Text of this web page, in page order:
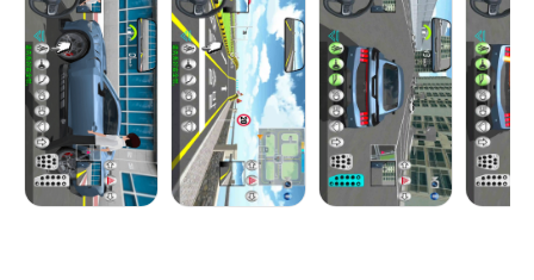
吧，享受游戏带给你的乐趣；
2、玩过这款游戏，就算在里面进行的漂移，也不用担
心会被扣分，你可以在里面去遇到很多驾驶技巧；
3、在不同的场景下有超多的任务，你可以在里面感受
到很多游戏的乐趣。